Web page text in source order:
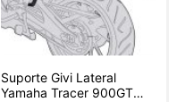
Suporte Givi Lateral
Yamaha Tracer 900GT